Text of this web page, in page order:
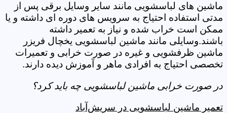
ماشین های لباسشویی مانند سایر وسایل برقی پس از
مدتی استفاده احتیاج به سرویس های دوره ای داشته و یا
ممکن است خراب شده و نیاز به تعمیر داشته
باشند.وسایلی مانند ماشین لباسشویی یخچال فریزر
ماشین ظرفشویی و غیره در صورت خرابی و تعمیرات
تخصصی احتیاج به افرادی ماهر و آموزش دیده دارند.
در صورت خرابی ماشین لباسشویی چه باید کرد؟
تعمیر ماشین لباسشویی در سریش‌آباد